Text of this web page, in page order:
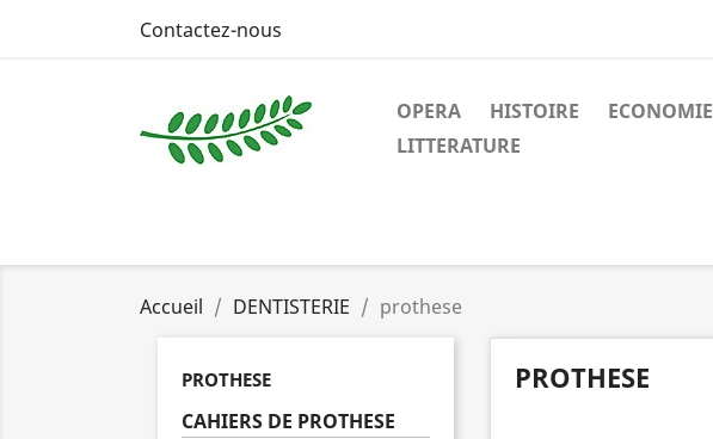
Contactez-nous
OPERA HISTOIRE ECONOMIE
LITTERATURE
Accueil DENTISTERIE prothese
PROTHESE
CAHIERS DE PROTHESE
PROTHESE